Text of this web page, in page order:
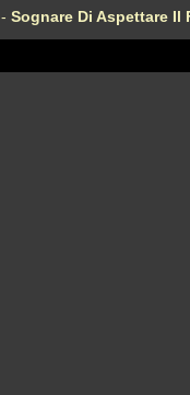
- Sognare Di Aspettare Il